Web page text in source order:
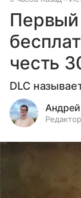
Первый
честь
DLC